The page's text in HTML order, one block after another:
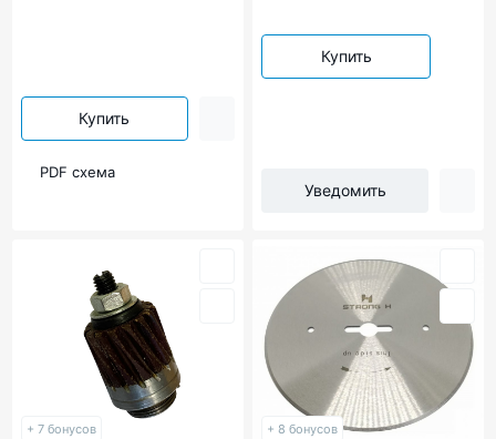
Купить
PDF схема
Купить
Уведомить
+ 7 бонусов + 8 бонусов